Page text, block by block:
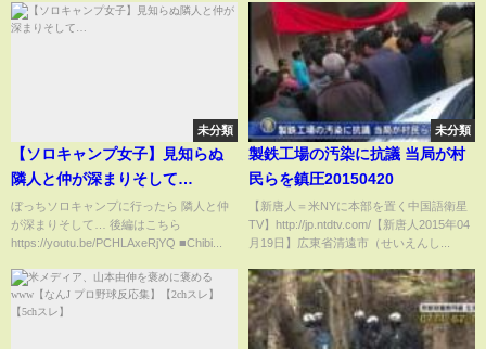
未分類
【ソロキャンプ女子】見知らぬ
隣人と仲が深まりそして…
ぼっちソロキャンプに行ったら 隣人と仲
が深まりそして… 後編はこちら
https://youtu.be/PCHLAxeRjYQ ■Chibi...
未分類
製鉄工場の汚染に抗議 当局が村
民らを鎮圧20150420
【新唐人＝米NYに本部を置く中国語衛星
TV】http://jp.ntdtv.com/【新唐人2015年04
月19日】広東省清遠市（せいえんし...